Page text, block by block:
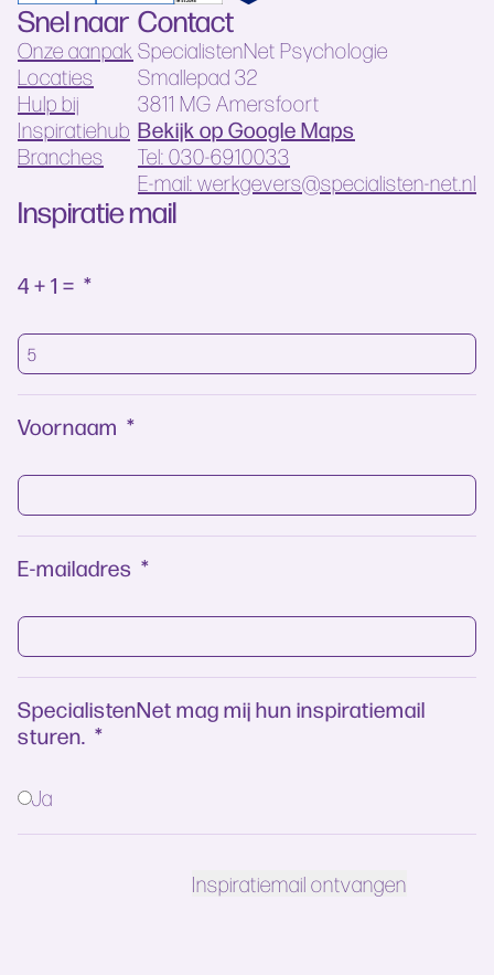
Snel naar
Onze aanpak
Locaties
Hulp bij
Inspiratiehub
Branches
Contact
SpecialistenNet Psychologie
Smallepad 32
3811 MG Amersfoort
Bekijk op Google Maps
Tel: 030-6910033
E-mail: werkgevers@specialisten-net.nl
Inspiratie mail
4 + 1 = *
Voornaam *
E-mailadres *
SpecialistenNet mag mij hun inspiratiemail
sturen. *
Ja